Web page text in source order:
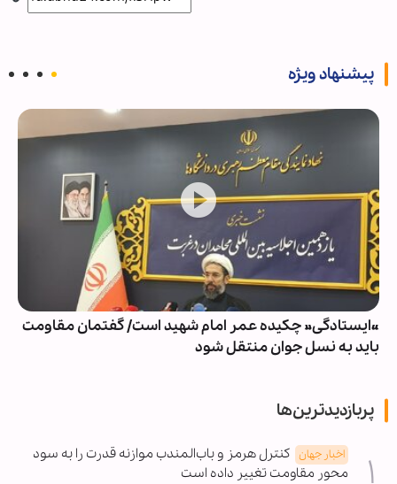
پیشنهاد ویژه
«ایستادگی» چکیده عمر امام شهید است/ گفتمان مقاومت
باید به نسل جوان منتقل شود
پربازدیدترین‌ها
اخبار جهان کنترل هرمز و باب‌المندب موازنه قدرت را به سود
محور مقاومت تغییر داده است